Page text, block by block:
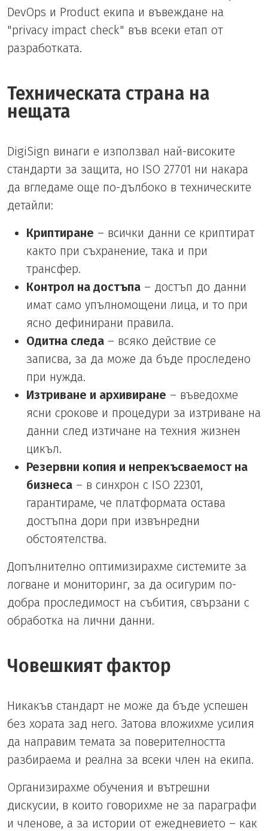
DevOps и Product екипа и въвеждане на
"privacy impact check" във всеки етап от
разработката.
Техническата страна на
нещата
DigiSign винаги е използвал най-високите
стандарти за защита, но ISO 27701 ни накара
да вгледаме още по-дълбоко в техническите
детайли:
Криптиране – всички данни се криптират
както при съхранение, така и при
трансфер.
Контрол на достъпа – достъп до данни
имат само упълномощени лица, и то при
ясно дефинирани правила.
Одитна следа – всяко действие се
записва, за да може да бъде проследено
при нужда.
Изтриване и архивиране – въведохме
ясни срокове и процедури за изтриване на
данни след изтичане на техния жизнен
цикъл.
Резервни копия и непрекъсваемост на
бизнеса – в синхрон с ISO 22301,
гарантираме, че платформата остава
достъпна дори при извънредни
обстоятелства.
Допълнително оптимизирахме системите за
логване и мониторинг, за да осигурим по-
добра проследимост на събития, свързани с
обработка на лични данни.
Човешкият фактор
Никакъв стандарт не може да бъде успешен
без хората зад него. Затова вложихме усилия
да направим темата за поверителността
разбираема и реална за всеки член на екипа.
Организирахме обучения и вътрешни
дискусии, в които говорихме не за параграфи
и членове, а за истории от ежедневието – как